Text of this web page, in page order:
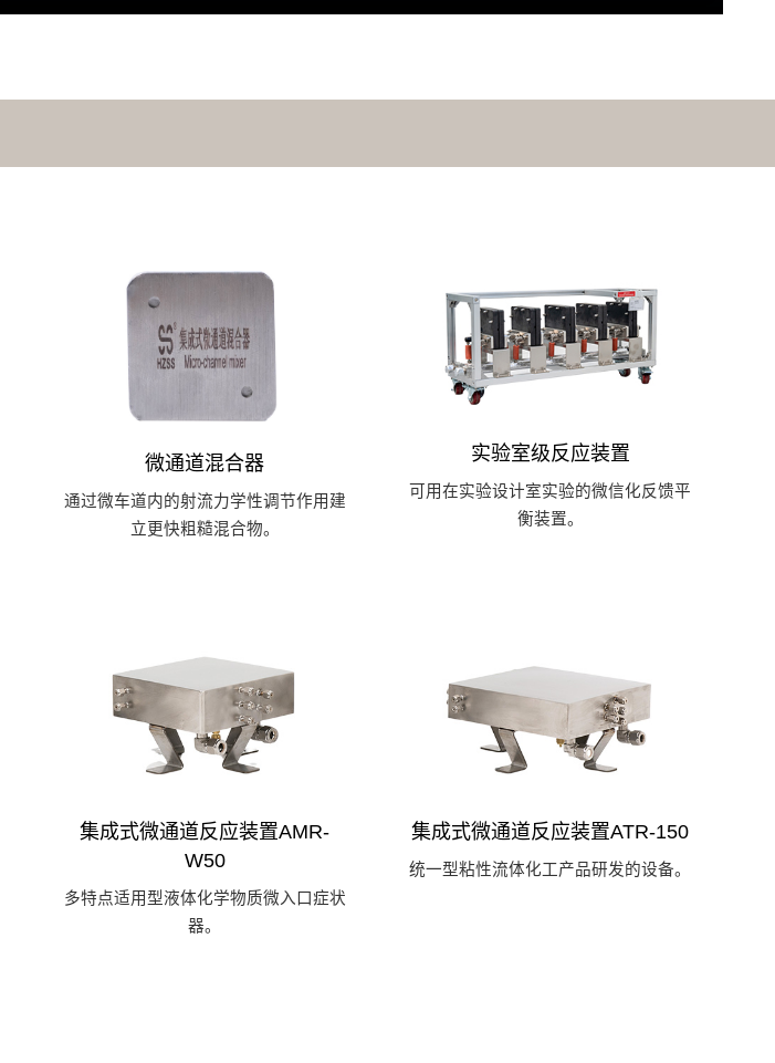
微通道混合器
通过微车道内的射流力学性调节作用建
立更快粗糙混合物。
实验室级反应装置
可用在实验设计室实验的微信化反馈平
衡装置。
集成式微通道反应装置AMR-
W50
多特点适用型液体化学物质微入口症状
器。
集成式微通道反应装置ATR-150
统一型粘性流体化工产品研发的设备。